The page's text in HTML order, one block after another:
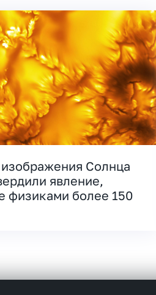
Солнца
явление,
физиками более 150